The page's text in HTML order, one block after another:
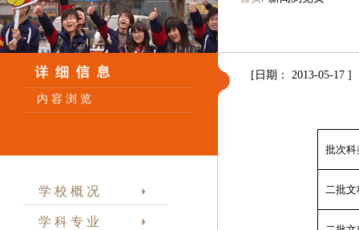
内 容 浏 览
学 校 概 况
学 科 专 业
[日期： 2013-05-17 ]
批次科
二批文